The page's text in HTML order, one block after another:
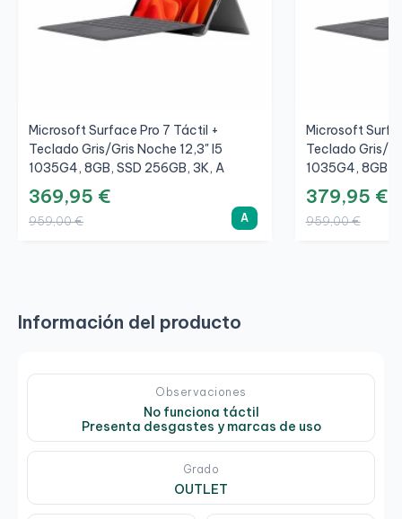
Microsoft Surface Pro 7 Táctil +
Teclado Gris/Gris Noche 12,3" I5
1035G4, 8GB, SSD 256GB, 3K, A
369,95 €
959,00 € A
Microsoft
Teclado Gris/
1035G4, 8GB,
379,95 €
959,00 €
Información del producto
Observaciones
No funciona táctil
Presenta desgastes y marcas de uso
Grado
OUTLET